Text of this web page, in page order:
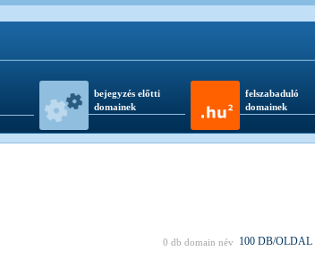
bejegyzés előtti
domainek
felszabaduló
domainek
0 db domain név 100 DB/OLDAL